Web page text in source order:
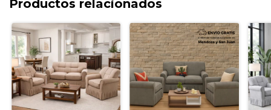
Productos relacionados